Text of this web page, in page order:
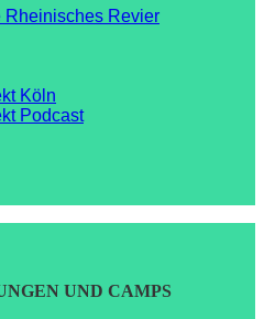
Rheinisches Revier
Köln
Podcast
UND CAMPS